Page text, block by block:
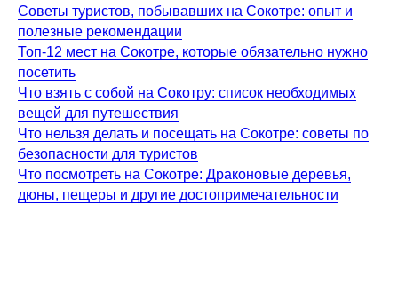
Советы туристов, побывавших на Сокотре: опыт и
полезные рекомендации
Топ-12 мест на Сокотре, которые обязательно нужно
посетить
Что взять с собой на Сокотру: список необходимых
вещей для путешествия
Что нельзя делать и посещать на Сокотре: советы по
безопасности для туристов
Что посмотреть на Сокотре: Драконовые деревья,
дюны, пещеры и другие достопримечательности